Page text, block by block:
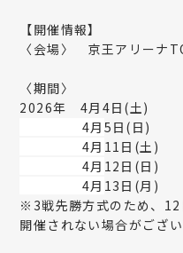
【開催情報】
〈会場〉 京王アリーナ
〈期間〉
2026年 4月4日(土)
4月 5日(日)
4月 11日(土)
4月 12日(日)
4月 13日(月)
※3戦先勝方式のため、
開催されない場合がござい